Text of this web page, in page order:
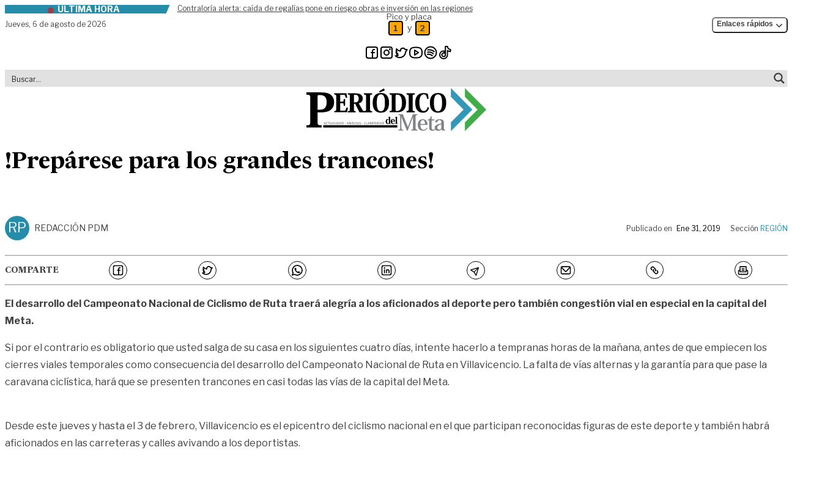
Skip to contentÚLTIMA HORA
Contraloría alerta: caída de regalías pone en riesgo obras e inversión en las regiones
Jueves, 6 de agosto de 2026
Pico y placa
1 y 2 Enlaces rápidos
!Prepárese para los grandes trancones!
RP REDACCIÓN PDM Publicado en Ene 31, 2019 Sección REGIÓN
COMPARTE
El desarrollo del Campeonato Nacional de Ciclismo de Ruta traerá alegría a los aficionados al deporte pero también congestión vial en especial en la capital del
Meta.
Si por el contrario es obligatorio que usted salga de su casa en los siguientes cuatro días, intente hacerlo a tempranas horas de la mañana, antes de que empiecen los
cierres viales temporales como consecuencia del desarrollo del Campeonato Nacional de Ruta en Villavicencio. La falta de vías alternas y la garantía para que pase la
caravana ciclística, hará que se presenten trancones en casi todas las vías de la capital del Meta.
Desde este jueves y hasta el 3 de febrero, Villavicencio es el epicentro del ciclismo nacional en el que participan reconocidas figuras de este deporte y también habrá
aficionados en las carreteras y calles avivando a los deportistas.